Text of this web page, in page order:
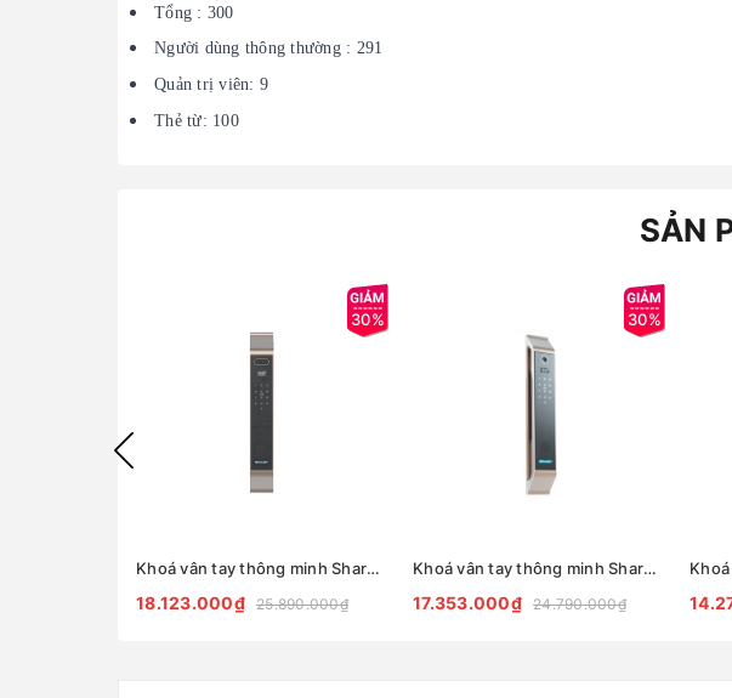
Tổng : 300
Người dùng thông thường : 291
Quản trị viên: 9
Thẻ từ: 100
SẢN
30%
Khoá vân tay thông minh Sharp S9-FV Cà Phê/Xám/Đen
18.123.000₫ 25.890.000₫
30%
Khoá vân tay thông minh Sharp S9-V Pro Cà Phê/Đen/Xám
17.353.000₫ 24.790.000₫